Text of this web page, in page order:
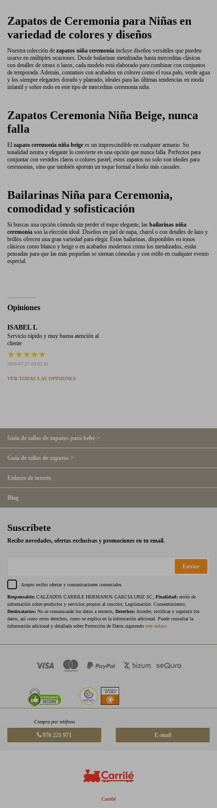
Zapatos de Ceremonia para Niñas en
variedad de colores y diseños
Nuestra colección de zapatos niña ceremonia incluye diseños versátiles que pueden
usarse en múltiples ocasiones. Desde bailarinas metalizadas hasta merceditas clásicas
con detalles de strass o lazos, cada modelo está elaborado para combinar con conjuntos
de temporada. Además, contamos con acabados en colores como el rosa palo, verde agua
y los siempre elegantes dorado y plateado, ideales para las últimas tendencias en moda
infantil y sobre todo en este tipo de merceditas ceremonia niña.
Zapatos Ceremonia Niña Beige, nunca
falla
El zapato ceremonia niña beige es un imprescindible en cualquier armario. Su
tonalidad neutra y elegante lo convierte en una opción que nunca falla. Perfectos para
conjuntar con vestidos claros o colores pastel, estos zapatos no solo son ideales para
ceremonias, sino que también aportan un toque formal a looks más casuales.
Bailarinas Niña para Ceremonia,
comodidad y sofisticación
Si buscas una opción cómoda sin perder el toque elegante, las bailarinas niña
ceremonia son la elección ideal. Diseños en piel de napa, charol o con detalles de lazo y
brillos ofrecen una gran variedad para elegir. Estas bailarinas, disponibles en tonos
clásicos como blanco y beige o en acabados modernos como los metalizados, están
pensadas para que las más pequeñas se sientan cómodas y con estilo en cualquier evento
especial.
Opiniones
ISABEL L
Servicio rápido y muy buena atención al
cliente
★★★★★
2026-07-27 03:02:01
VER TODAS LAS OPINIONES
Guía de tallas de zapatos para bebé >
Guía de tallas de zapatos >
Enlaces de interés
Blog
Suscríbete
Recibe novedades, ofertas exclusivas y promociones en tu email.
Enviar
Acepto recibir ofertas y comunicaciones comerciales
Responsable: CALZADOS CARRILE HERMANOS GARCIA URIZ SC; Finalidad: envío de
información sobre productos y servicios propios al suscrito; Legitimación: Consentimiento;
Destinatarios: No se comunicarán los datos a terceros; Derechos: Acceder, rectificar y suprimir los
datos, así como otros derechos, como se explica en la información adicional. Puede consultar la
información adicional y detallada sobre Protección de Datos siguiendo este enlace
Compra por teléfono
976 221 971 E-mail
Carrilé